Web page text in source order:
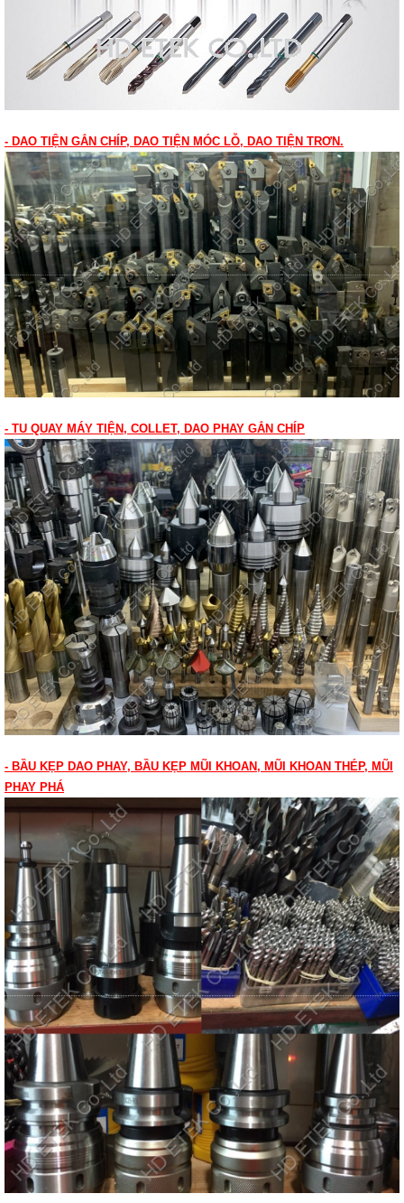
- DAO TIỆN GẮN CHÍP, DAO TIỆN MÓC LỖ, DAO TIỆN TRƠN.
- TU QUAY MÁY TIỆN, COLLET, DAO PHAY GẮN CHÍP
- BẦU KẸP DAO PHAY, BẦU KẸP MŨI KHOAN, MŨI KHOAN THÉP, MŨI
PHAY PHÁ